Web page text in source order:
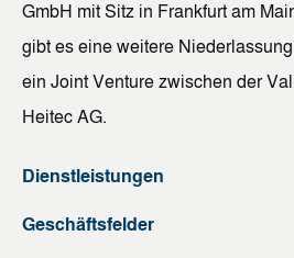
GmbH mit Sitz in Frankfurt am
gibt es eine weitere
ein Joint Venture zwischen der
Heitec AG.
Dienstleistungen
Geschäftsfelder